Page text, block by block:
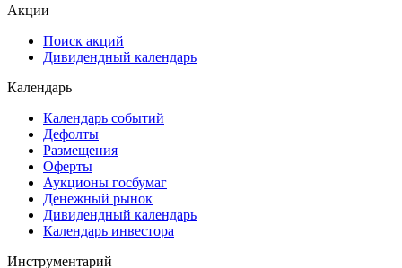
ESG
Самые популярные облигации на Cbonds.ru
Дивидендный календарь
Календарь
Календарь событий
Дефолты
Размещения
Оферты
Денежный рынок